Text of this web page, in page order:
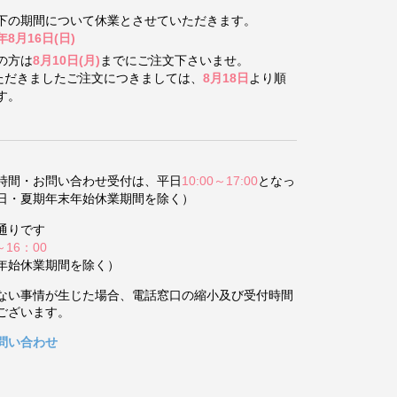
の期間について休業とさせていただきます。
8月16日(日)
方は8月10日(月) までにご注文下さいませ。
きましたご注文につきましては、 8月18日 より順
間・お問い合わせ受付は、平日10:00～17:00となっ
夏期年末年始休業期間を除く）
りです
16：00
始休業期間を除く）
事情が生じた場合、電話窓口の縮小及び受付時間
います。
い合わせ